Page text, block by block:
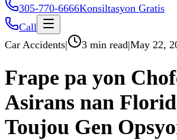
305-770-6666Konsiltasyon Gratis
Call
Car Accidents| 3 min read|May 22,
Frape pa yon
Asirans nan
Toujou Gen